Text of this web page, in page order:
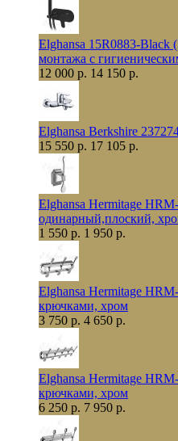
Elghansa 15R0883-Black
монтажа с
12 000 р. 14 150 р.
Elghansa Berkshire
15 550 р. 17 105 р.
Elghansa Hermitage
одинарный,плоский,
1 550 р. 1 950 р.
Elghansa Hermitage
крючками, хром
3 750 р. 4 650 р.
Elghansa Hermitage
крючками, хром
6 250 р. 7 950 р.